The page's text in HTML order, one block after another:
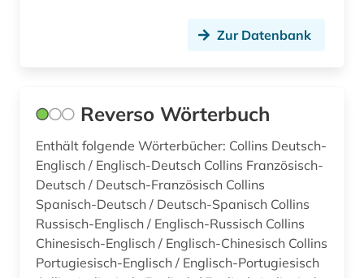
marathi (1)
medizin (2)
meerestier (1)
mehrsprachig&gt (2)
mehrsprachiges wörterbuch (2)
Zur Datenbank
Reverso Wörterbuch
Enthält folgende Wörterbücher: Collins Deutsch-
Englisch / Englisch-Deutsch Collins Französisch-
Deutsch / Deutsch-Französisch Collins
Spanisch-Deutsch / Deutsch-Spanisch Collins
Russisch-Englisch / Englisch-Russisch Collins
Chinesisch-Englisch / Englisch-Chinesisch Collins
Portugiesisch-Englisch / Englisch-Portugiesisch